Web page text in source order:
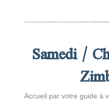
Samedi /
Accueil par votre guide à